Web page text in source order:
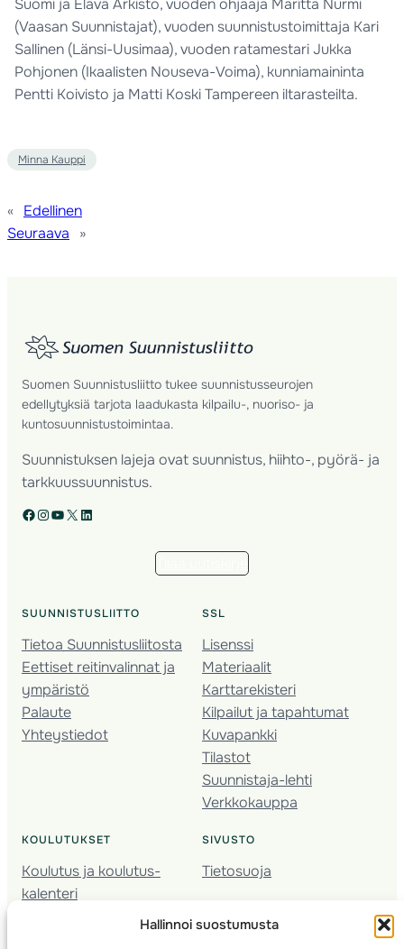
Hallinnoi suostumusta
Suomi ja Elävä Arkisto, vuoden ohjaaja Maritta Nurmi
(Vaasan Suunnistajat), vuoden suunnistustoimittaja Kari
Sallinen (Länsi-Uusimaa), vuoden ratamestari Jukka
Pohjonen (Ikaalisten Nouseva-Voima), kunniamaininta
Pentti Koivisto ja Matti Koski Tampereen iltarasteilta.
Minna Kauppi
« Edellinen
Seuraava
»
Suomen Suunnistusliitto tukee suunnistusseurojen
edellytyksiä tarjota laadukasta kilpailu-, nuoriso- ja
kuntosuunnistustoimintaa.
Suunnistuksen lajeja ovat suunnistus, hiihto-, pyörä- ja
tarkkuussuunnistus.
Facebook Instagram YouTube X LinkedIn
SUUNNISTUSLIITTO
Tietoa Suunnistusliitosta
Eettiset reitinvalinnat ja
ympäristö
Palaute
Yhteystiedot
SSL
Lisenssi
Materiaalit
Karttarekisteri
Kilpailut ja tapahtumat
Kuvapankki
Tilastot
Suunnistaja-lehti
Verkkokauppa
KOULUTUKSET
Koulutus ja koulutus­
kalenteri
Nuorison koulutukset
SIVUSTO
Tietosuoja